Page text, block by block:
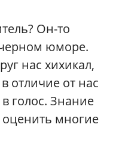
Он-то
юморе.
нас хихикал,
отличие от нас
голос. Знание
оценить многие